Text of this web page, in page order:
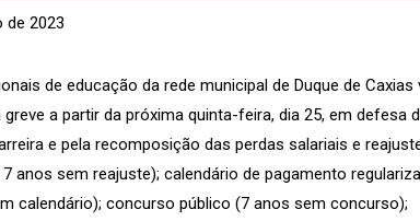
de 2023
de educação da rede municipal de Duque de Caxias
greve a partir da próxima quinta-feira, dia 25, em defesa
e pela recomposição das perdas salariais e
anos sem reajuste); calendário de pagamento
calendário); concurso público (7 anos sem concurso);